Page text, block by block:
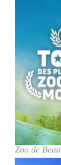
Zoo de